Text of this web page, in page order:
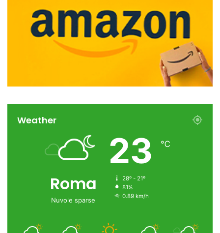
Weather
Roma
Nuvole sparse
23 ℃
28º - 21º
81%
0.89 km/h